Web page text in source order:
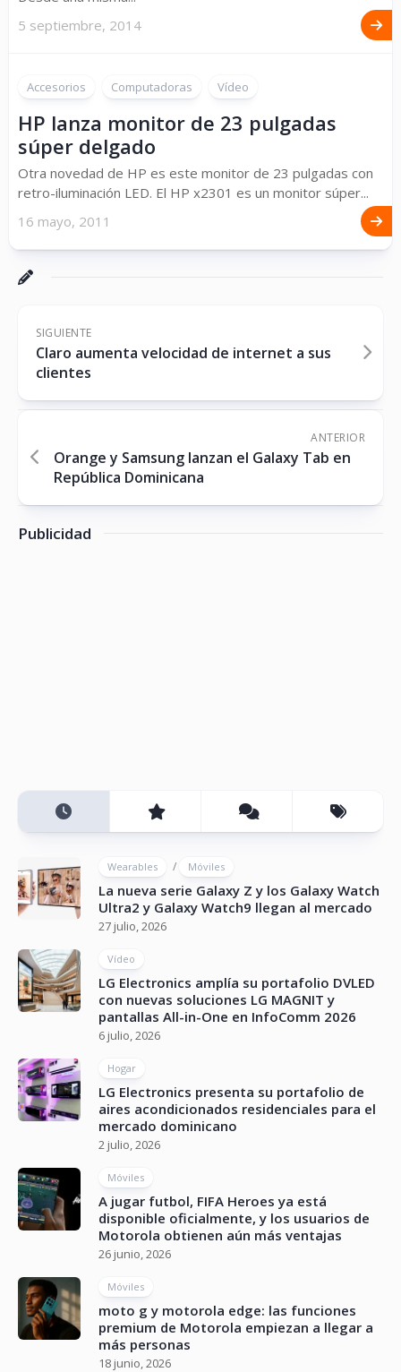
5 septiembre, 2014
Accesorios Computadoras Vídeo
HP lanza monitor de 23 pulgadas
súper delgado
Otra novedad de HP es este monitor de 23 pulgadas con
retro-iluminación LED. El HP x2301 es un monitor súper...
16 mayo, 2011
SIGUIENTE
Claro aumenta velocidad de internet a sus
clientes
ANTERIOR
Orange y Samsung lanzan el Galaxy Tab en
República Dominicana
Publicidad
Wearables / Móviles
La nueva serie Galaxy Z y los Galaxy Watch
Ultra2 y Galaxy Watch9 llegan al mercado
27 julio, 2026
Vídeo
LG Electronics amplía su portafolio DVLED
con nuevas soluciones LG MAGNIT y
pantallas All-in-One en InfoComm 2026
6 julio, 2026
Hogar
LG Electronics presenta su portafolio de
aires acondicionados residenciales para el
mercado dominicano
2 julio, 2026
Móviles
A jugar futbol, FIFA Heroes ya está
disponible oficialmente, y los usuarios de
Motorola obtienen aún más ventajas
26 junio, 2026
Móviles
moto g y motorola edge: las funciones
premium de Motorola empiezan a llegar a
más personas
18 junio, 2026